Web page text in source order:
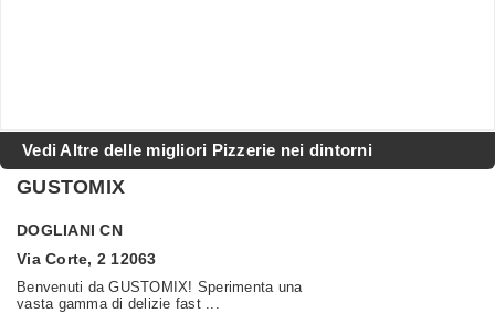
Vedi Altre delle migliori Pizzerie nei dintorni
GUSTOMIX
DOGLIANI CN
Via Corte, 2 12063
Benvenuti da GUSTOMIX! Sperimenta una
vasta gamma di delizie fast ...